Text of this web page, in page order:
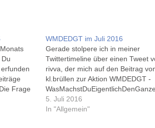
Frage
wenn
WMDEDGT im Juli 2016
Gerade stolpere ich in meiner
Twittertimeline über einen Tweet
rivva, der mich auf den Beitrag
kl.brüllen zur Aktion WMDEDGT -
g hinweist:
https://twitter.com/rivva/status/
5. Juli 2016
In "Allgemein"